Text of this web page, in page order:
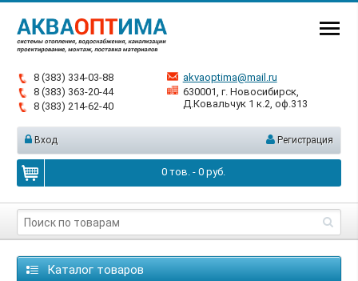
8 (383) 334-03-88
8 (383) 363-20-44
8 (383) 214-62-40
akvaoptima@mail.ru
630001, г. Новосибирск,
Д.Ковальчук 1 к.2, оф.313
Вход Регистрация
0тов. - 0руб.
Каталог товаров